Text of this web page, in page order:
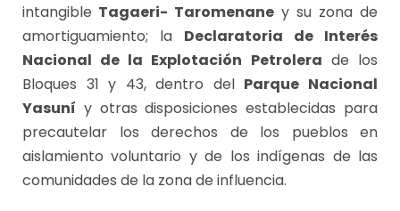
intangible Tagaeri- Taromenane y su zona de
amortiguamiento; la Declaratoria de Interés
Nacional de la Explotación Petrolera de los
Bloques 31 y 43, dentro del Parque Nacional
Yasuní y otras disposiciones establecidas para
precautelar los derechos de los pueblos en
aislamiento voluntario y de los indígenas de las
comunidades de la zona de influencia.